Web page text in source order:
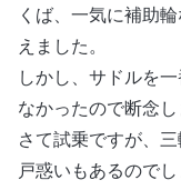
くば、一気に補助
えました。
しかし、サドルを
なかったので断念し
さて試乗ですが、
戸惑いもあるのでし